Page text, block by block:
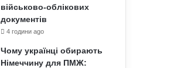
військово-облікових
документів
4 години ago
Чому українці обирають
Німеччину для ПМЖ: